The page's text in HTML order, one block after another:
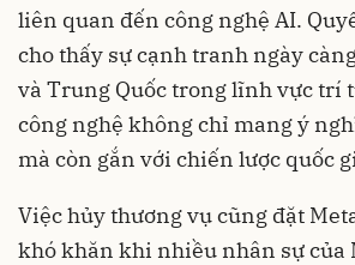
liên quan đến công nghệ AI.
cho thấy sự cạnh tranh ngày
và Trung Quốc trong lĩnh vực trí
công nghệ không chỉ mang ý
mà còn gắn với chiến lược quốc
Việc hủy thương vụ cũng đặt
khó khăn khi nhiều nhân sự của